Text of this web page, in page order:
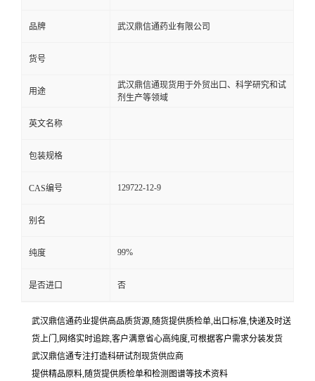
品牌 武汉鼎信通药业有限公司
货号
用途
武汉鼎信通现货用于外贸出口、科学研究和试
剂生产等领域
英文名称
包装规格
CAS编号 129722-12-9
别名
纯度 99%
是否进口 否
武汉鼎信通药业提供高品质货源,随货提供质检单,出口标准,快递及时送
货上门,网络实时追踪,客户满意省心高纯度,可根据客户需求分装发货
武汉鼎信通专注打造科研试剂现货供应商
提供精品原料,随货提供质检单和检测图谱等技术资料